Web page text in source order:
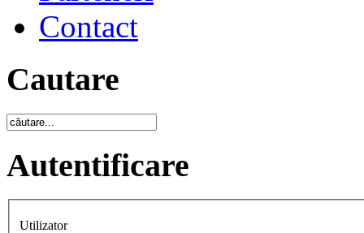
Contact
Cautare
Autentificare
Utilizator